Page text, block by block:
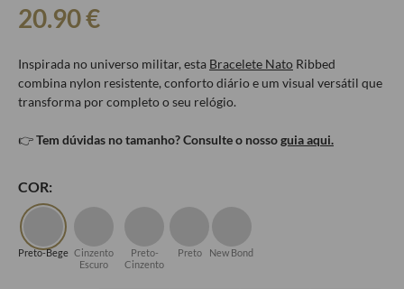
20.90€
Inspirada no universo militar, esta Bracelete Nato Ribbed
combina nylon resistente, conforto diário e um visual versátil que
transforma por completo o seu relógio.
👉Tem dúvidas no tamanho? Consulte o nossoguia aqui.
COR:
Preto-Bege Cinzento
Escuro
Preto-
Cinzento
Preto New Bond